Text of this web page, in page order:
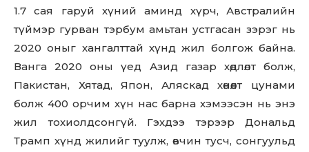
1.7 сая гаруй хүний аминд хүрч, Австралийн
түймэр гурван тэрбум амьтан устгасан зэрэг нь
2020 оныг хангалттай хүнд жил болгож байна.
Ванга 2020 оны үед Азид газар хөдлөлт болж,
Пакистан, Хятад, Япон, Аляскад хөнөөлт цунами
болж 400 орчим хүн нас барна хэмээсэн нь энэ
жил тохиолдсонгүй. Гэхдээ тэрээр Дональд
Трамп хүнд жилийг туулж, өвчин тусч, сонгуульд